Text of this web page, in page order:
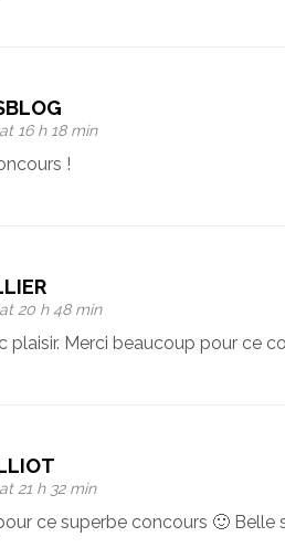
16 h 18 min
!
20 h 48 min
plaisir. Merci beaucoup pour ce
21 h 32 min
ce superbe concours 🙂 Belle